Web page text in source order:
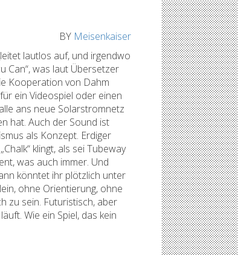
BY Meisenkaiser
lautlos auf, und irgendwo
Can“, was laut Übersetzer
Kooperation von Dahm
ein Videospiel oder einen
ans neue Solarstromnetz
hat. Auch der Sound ist
als Konzept. Erdiger
klingt, als sei Tubeway
was auch immer. Und
könntet ihr plötzlich unter
ohne Orientierung, ohne
zu sein. Futuristisch, aber
Wie ein Spiel, das kein